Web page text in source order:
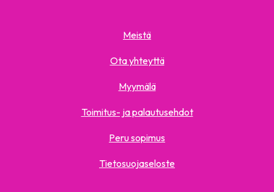
Meistä
Ota yhteyttä
Myymälä
Toimitus- ja palautusehdot
Peru sopimus
Tietosuojaseloste